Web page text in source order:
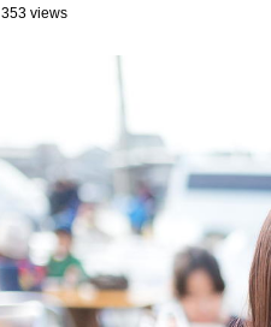
353 views